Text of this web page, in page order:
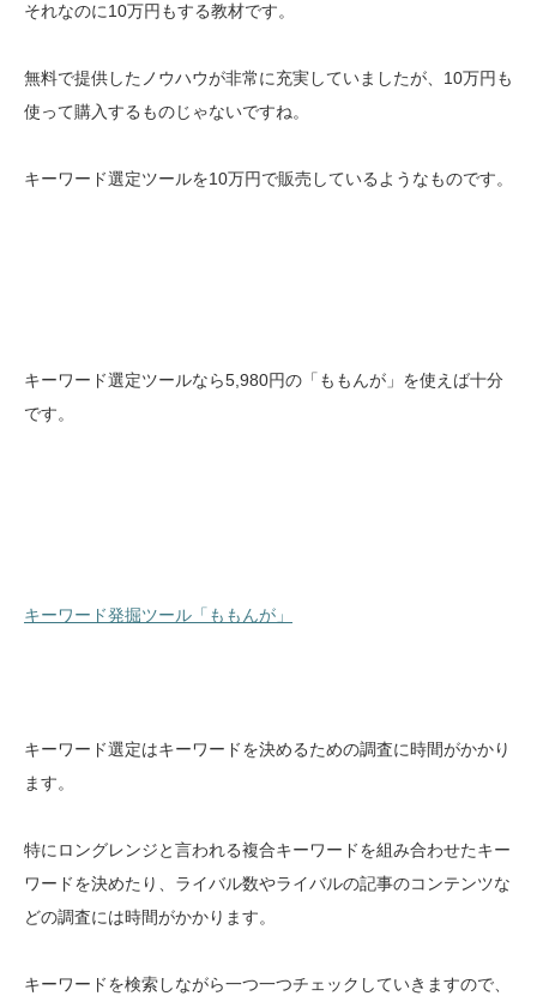
それなのに10万円もする教材です。
無料で提供したノウハウが非常に充実していましたが、10万円も
使って購入するものじゃないですね。
キーワード選定ツールを10万円で販売しているようなものです。
キーワード選定ツールなら5,980円の「ももんが」を使えば十分
です。
キーワード発掘ツール「ももんが」
キーワード選定はキーワードを決めるための調査に時間がかかり
ます。
特にロングレンジと言われる複合キーワードを組み合わせたキー
ワードを決めたり、ライバル数やライバルの記事のコンテンツな
どの調査には時間がかかります。
キーワードを検索しながら一つ一つチェックしていきますので、